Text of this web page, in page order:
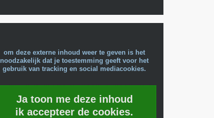
om deze externe inhoud weer te geven is het
noodzakelijk dat je toestemming geeft voor het
gebruik van tracking en social mediacookies.
Ja toon me deze inhoud
ik accepteer de cookies.